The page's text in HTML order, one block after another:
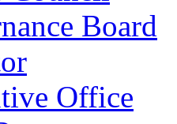
Board
Office